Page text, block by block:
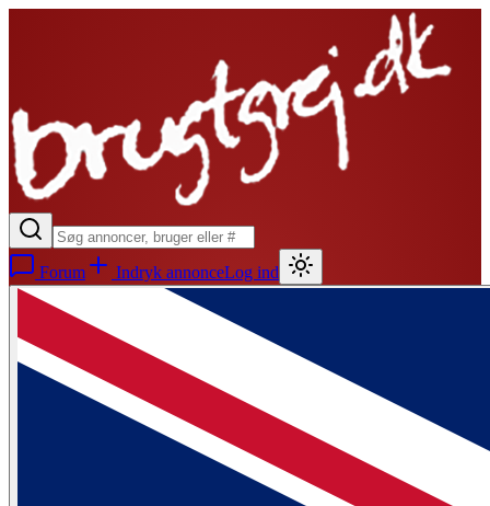
Forum Indryk annonceLog ind